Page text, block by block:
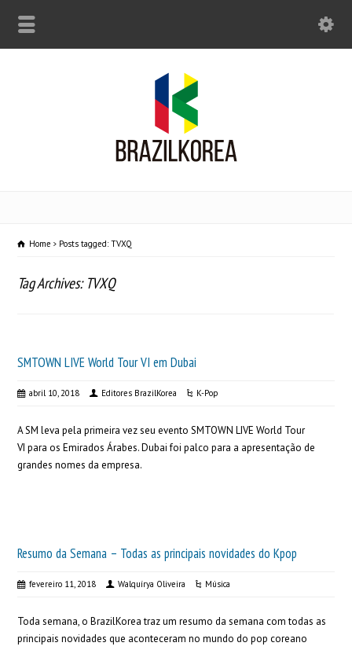
Home Posts tagged: TVXQ
Tag Archives: TVXQ
SMTOWN LIVE World Tour VI em Dubai
abril 10, 2018 Editores BrazilKorea K-Pop
A SM leva pela primeira vez seu evento SMTOWN LIVE World Tour
VI para os Emirados Árabes. Dubai foi palco para a apresentação de
grandes nomes da empresa.
Resumo da Semana – Todas as principais novidades do Kpop
fevereiro 11, 2018 Walquírya Oliveira Música
Toda semana, o BrazilKorea traz um resumo da semana com todas as
principais novidades que aconteceram no mundo do pop coreano